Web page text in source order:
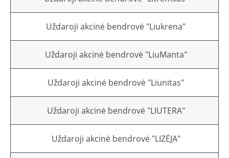
Uždaroji akcinė bendrovė "Liukrena"
Uždaroji akcinė bendrovė "LiuManta"
Uždaroji akcinė bendrovė "Liunitas"
Uždaroji akcinė bendrovė "LIUTERA"
Uždaroji akcinė bendrovė "LIZĖJA"